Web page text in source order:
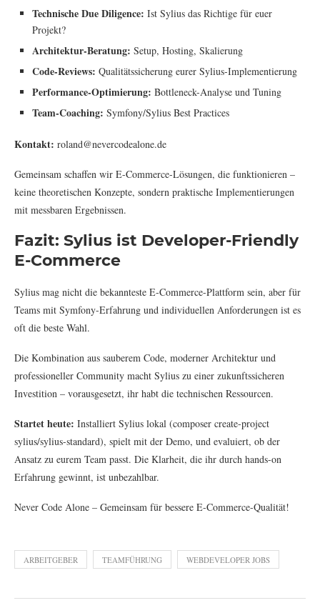
Technische Due Diligence: Ist Sylius das Richtige für euer
Projekt?
Architektur-Beratung: Setup, Hosting, Skalierung
Code-Reviews: Qualitätssicherung eurer Sylius-Implementierung
Performance-Optimierung: Bottleneck-Analyse und Tuning
Team-Coaching: Symfony/Sylius Best Practices
Kontakt: roland@nevercodealone.de
Gemeinsam schaffen wir E-Commerce-Lösungen, die funktionieren –
keine theoretischen Konzepte, sondern praktische Implementierungen
mit messbaren Ergebnissen.
Fazit: Sylius ist Developer-Friendly
E-Commerce
Sylius mag nicht die bekannteste E-Commerce-Plattform sein, aber für
Teams mit Symfony-Erfahrung und individuellen Anforderungen ist es
oft die beste Wahl.
Die Kombination aus sauberem Code, moderner Architektur und
professioneller Community macht Sylius zu einer zukunftssicheren
Investition – vorausgesetzt, ihr habt die technischen Ressourcen.
Startet heute: Installiert Sylius lokal (composer create-project
sylius/sylius-standard), spielt mit der Demo, und evaluiert, ob der
Ansatz zu eurem Team passt. Die Klarheit, die ihr durch hands-on
Erfahrung gewinnt, ist unbezahlbar.
Never Code Alone – Gemeinsam für bessere E-Commerce-Qualität!
ARBEITGEBER TEAMFÜHRUNG WEBDEVELOPER JOBS